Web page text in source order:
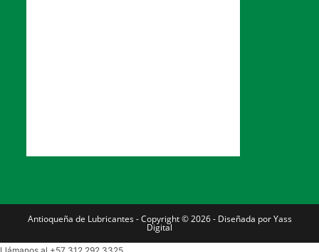
Antioqueña de Lubricantes - Copyright © 2026 - Diseñada por Yass
Digital